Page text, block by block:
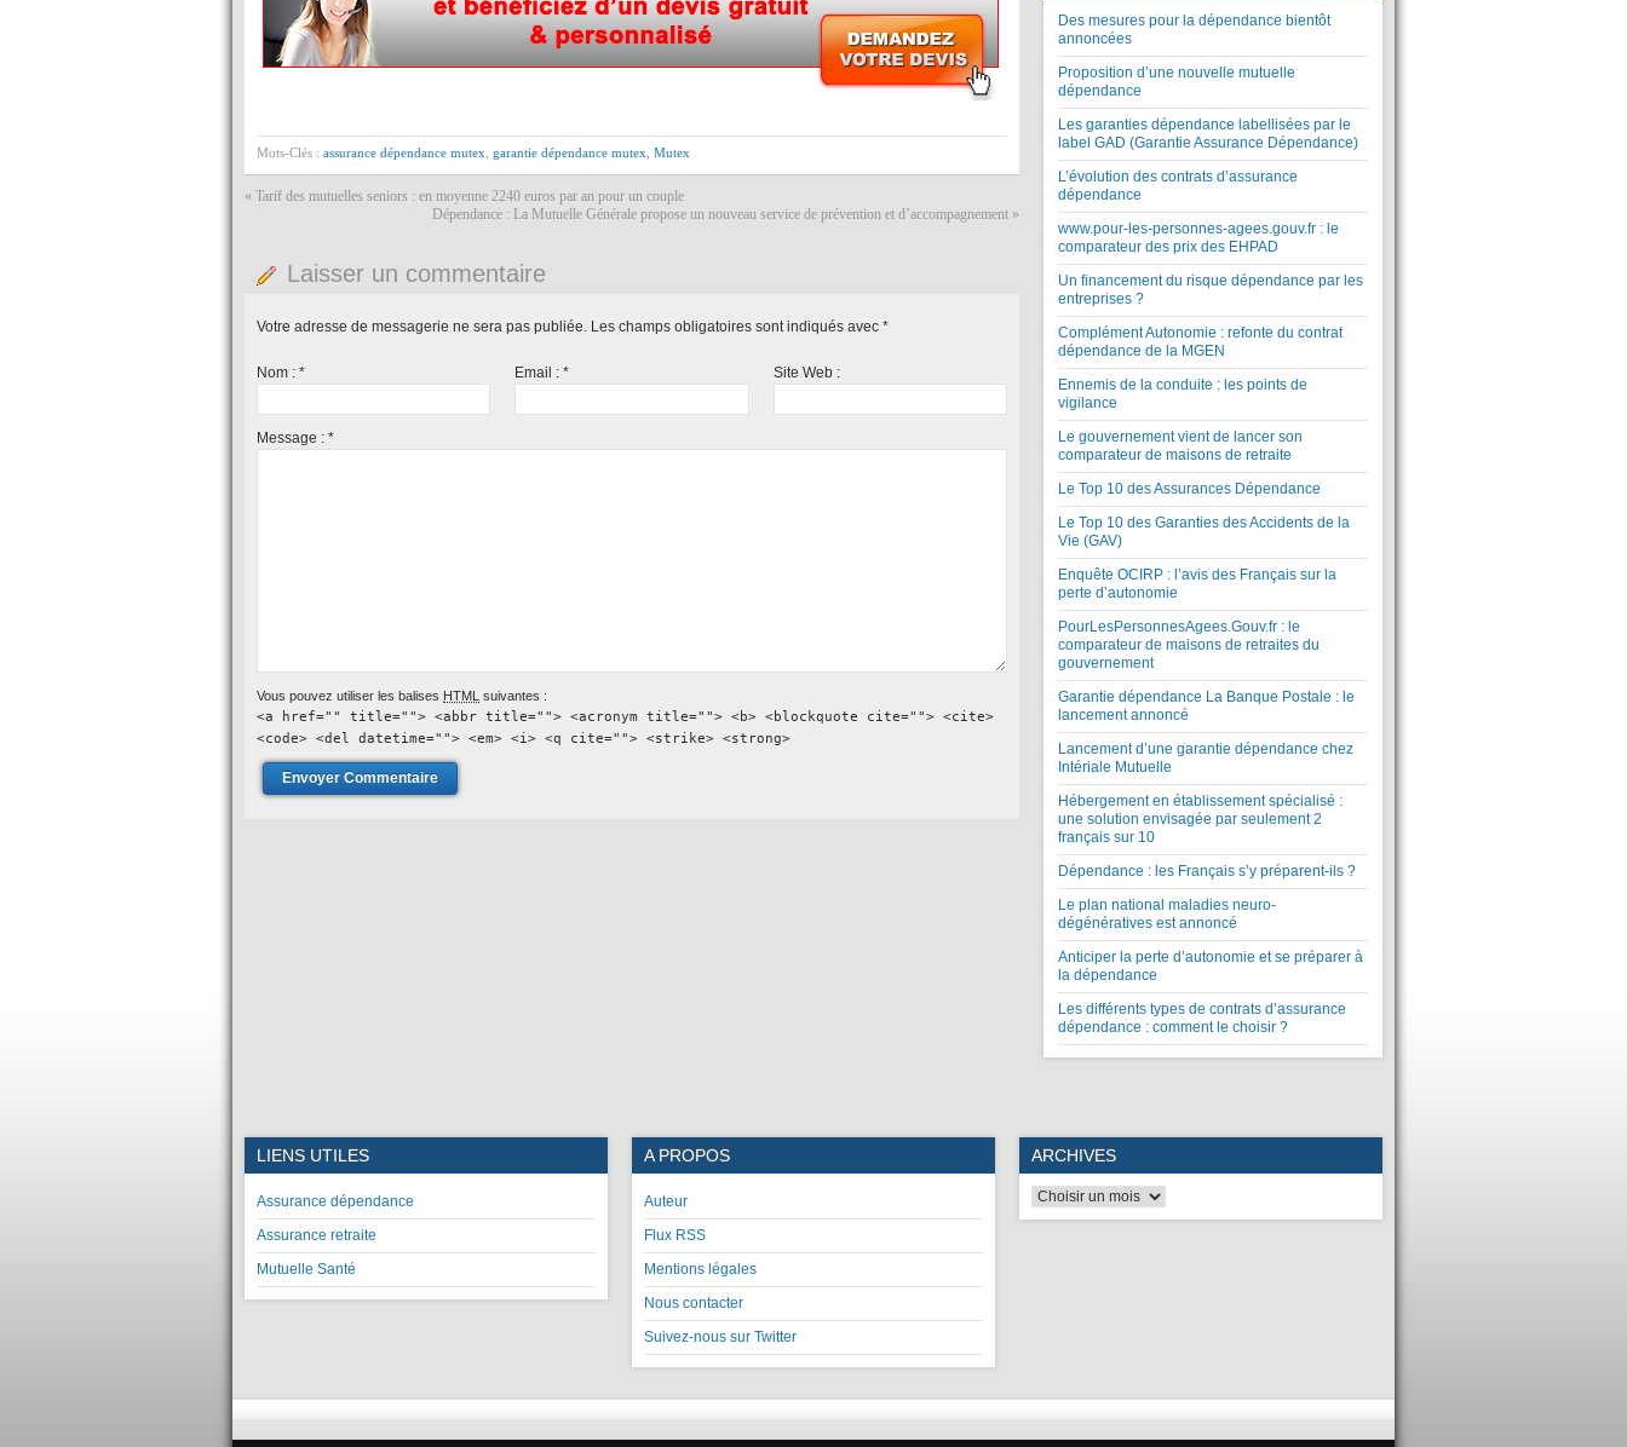
Mots-Clés : assurance dépendance mutex garantie dépendance mutex Mutex
« Tarif des mutuelles seniors : en moyenne 2240 euros par an pour un couple
Dépendance : La Mutuelle Générale propose un nouveau service de prévention et d’accompagnement »
Laisser un commentaire
Votre adresse de messagerie ne sera pas publiée. Les champs obligatoires sont indiqués avec *
Nom : * Email :* Site Web :
Message : *
Vous pouvez utiliser les balises HTML suivantes :
<a href="" title=""> <abbr title=""> <acronym title=""> <b> <blockquote cite=""> <cite>
<code> <del datetime=""> <em> <i> <q cite=""> <strike> <strong>
Des mesures pour la dépendance bientôt
annoncées
Proposition d’une nouvelle mutuelle
dépendance
Les garanties dépendance labellisées par le
label GAD (Garantie Assurance Dépendance)
L’évolution des contrats d’assurance
dépendance
www.pour-les-personnes-agees.gouv.fr : le
comparateur des prix des EHPAD
Un financement du risque dépendance par les
entreprises ?
Complément Autonomie : refonte du contrat
dépendance de la MGEN
Ennemis de la conduite : les points de
vigilance
Le gouvernement vient de lancer son
comparateur de maisons de retraite
Le Top 10 des Assurances Dépendance
Le Top 10 des Garanties des Accidents de la
Vie (GAV)
Enquête OCIRP : l’avis des Français sur la
perte d’autonomie
PourLesPersonnesAgees.Gouv.fr : le
comparateur de maisons de retraites du
gouvernement
Garantie dépendance La Banque Postale : le
lancement annoncé
Lancement d’une garantie dépendance chez
Intériale Mutuelle
Hébergement en établissement spécialisé :
une solution envisagée par seulement 2
français sur 10
Dépendance : les Français s’y préparent-ils ?
Le plan national maladies neuro-
dégénératives est annoncé
Anticiper la perte d’autonomie et se préparer à
la dépendance
Les différents types de contrats d’assurance
dépendance : comment le choisir ?
LIENS UTILES
Assurance dépendance
Assurance retraite
Mutuelle Santé
A PROPOS
Auteur
Flux RSS
Mentions légales
Nous contacter
Suivez-nous sur Twitter
ARCHIVES